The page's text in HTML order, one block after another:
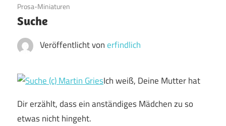
Prosa-Miniaturen
Suche
Veröffentlicht vonerfindlich
Ich weiß, Deine Mutter hat
Dir erzählt, dass ein anständiges Mädchen zu so
etwas nicht hingeht.